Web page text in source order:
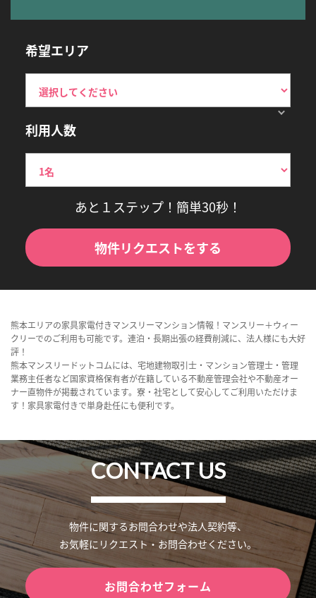
希望エリア
利用人数
あと１ステップ！簡単30秒！
物件リクエストをする
熊本エリアの家具家電付きマンスリーマンション情報！マンスリー＋ウィー
クリーでのご利用も可能です。連泊・長期出張の経費削減に、法人様にも大好
評！
熊本マンスリードットコムには、宅地建物取引士・マンション管理士・管理
業務主任者など国家資格保有者が在籍している不動産管理会社や不動産オー
ナー直物件が掲載されています。寮・社宅として安心してご利用いただけま
す！家具家電付きで単身赴任にも便利です。
CONTACT US
物件に関するお問合わせや法人契約等、
お気軽にリクエスト・お問合わせください。
お問合わせフォーム